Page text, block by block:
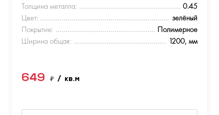
Толщина металла:
0.45
Цвет:
зелёный
Покрытие:
Полимерное
Ширина общая:
1200, мм
649 ₽ / кв.м